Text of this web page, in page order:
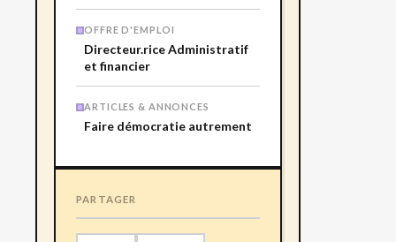
OFFRE D'EMPLOI
Directeur.rice Administratif
et financier
ARTICLES & ANNONCES
Faire démocratie autrement
PARTAGER